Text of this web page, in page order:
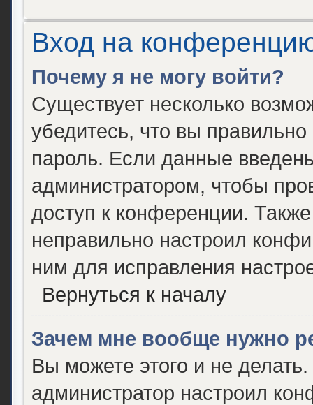
Вход на
Почему я не могу войти?
Существует несколько
убедитесь, что вы
пароль. Если данные
администратором, чтобы
доступ к конференции.
неправильно настроил
ним для исправления
Вернуться к началу
Зачем мне вообще нужно
Вы можете этого и не делать.
администратор настроил